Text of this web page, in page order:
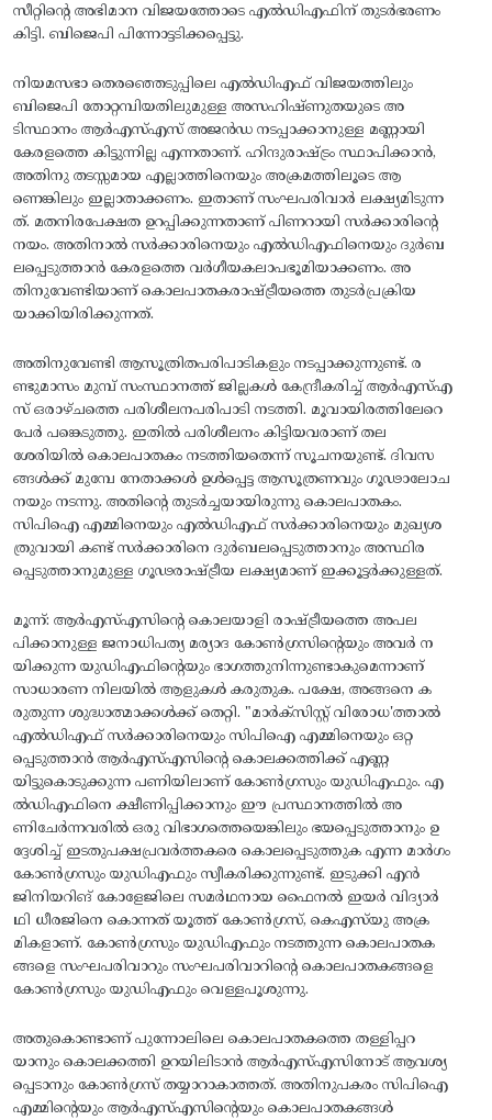
സീറ്റിന്റെ അഭിമാന വിജയത്തോടെ എൽഡിഎഫിന് തുടർഭരണം
കിട്ടി. ബിജെപി പിന്നോട്ടടിക്കപ്പെട്ടു.
നിയമസഭാ തെരഞ്ഞെടുപ്പിലെ എൽഡിഎഫ് വിജയത്തിലും
ബിജെപി തോറ്റമ്പിയതിലുമുള്ള അസഹിഷ്‌ണുതയുടെ അ
ടിസ്ഥാനം ആർഎസ്എസ് അജൻഡ നടപ്പാക്കാനുള്ള മണ്ണായി
കേരളത്തെ കിട്ടുന്നില്ല എന്നതാണ്. ഹിന്ദുരാഷ്ട്രം സ്ഥാപിക്കാൻ,
അതിനു തടസ്സമായ എല്ലാത്തിനെയും അക്രമത്തിലൂടെ ആ
ണെങ്കിലും ഇല്ലാതാക്കണം. ഇതാണ് സംഘപരിവാർ ലക്ഷ്യമിടുന്ന
ത്. മതനിരപേക്ഷത ഉറപ്പിക്കുന്നതാണ് പിണറായി സർക്കാരിന്റെ
നയം. അതിനാൽ സർക്കാരിനെയും എൽഡിഎഫിനെയും ദുർബ
ലപ്പെടുത്താൻ കേരളത്തെ വർഗീയകലാപഭൂമിയാക്കണം. അ
തിനുവേണ്ടിയാണ് കൊലപാതകരാഷ്‌ട്രീയത്തെ തുടർപ്രക്രിയ
യാക്കിയിരിക്കുന്നത്.
അതിനുവേണ്ടി ആസൂത്രിതപരിപാടികളും നടപ്പാക്കുന്നുണ്ട്. ര
ണ്ടുമാസം മുമ്പ് സംസ്ഥാനത്ത് ജില്ലകൾ കേന്ദ്രീകരിച്ച് ആർഎസ്എ
സ് ഒരാഴ്‌ചത്തെ പരിശീലനപരിപാടി നടത്തി. മൂവായിരത്തിലേറെ
പേർ പങ്കെടുത്തു. ഇതിൽ പരിശീലനം കിട്ടിയവരാണ്‌ തല
ശേരിയിൽ കൊലപാതകം നടത്തിയതെന്ന് സൂചനയുണ്ട്. ദിവസ
ങ്ങൾക്ക് മുമ്പേ നേതാക്കൾ ഉൾപ്പെട്ട ആസൂത്രണവും ഗൂഢാലോച
നയും നടന്നു. അതിന്റെ തുടർച്ചയായിരുന്നു കൊലപാതകം.
സിപിഐ എമ്മിനെയും എൽഡിഎഫ് സർക്കാരിനെയും മുഖ്യശ
ത്രുവായി കണ്ട് സർക്കാരിനെ ദുർബലപ്പെടുത്താനും അസ്ഥിര
പ്പെടുത്താനുമുള്ള ഗൂഢരാഷ്‌ട്രീയ ലക്ഷ്യമാണ് ഇക്കൂട്ടർക്കുള്ളത്.
മൂന്ന്: ആർഎസ്എസിന്റെ കൊലയാളി രാഷ്‌ട്രീയത്തെ അപല
പിക്കാനുള്ള ജനാധിപത്യ മര്യാദ കോൺഗ്രസിന്റെയും അവർ ന
യിക്കുന്ന യുഡിഎഫിന്റെയും ഭാഗത്തുനിന്നുണ്ടാകുമെന്നാണ്
സാധാരണ നിലയിൽ ആളുകൾ കരുതുക. പക്ഷേ, അങ്ങനെ ക
രുതുന്ന ശുദ്ധാത്മാക്കൾക്ക് തെറ്റി. "മാർക്സിസ്റ്റ് വിരോധ'ത്താൽ
എൽഡിഎഫ് സർക്കാരിനെയും സിപിഐ എമ്മിനെയും ഒറ്റ
പ്പെടുത്താൻ ആർഎസ്എസിന്റെ കൊലക്കത്തിക്ക് എണ്ണ
യിട്ടുകൊടുക്കുന്ന പണിയിലാണ് കോൺഗ്രസും യുഡിഎഫും. എ
ൽഡിഎഫിനെ ക്ഷീണിപ്പിക്കാനും ഈ പ്രസ്ഥാനത്തിൽ അ
ണിചേർന്നവരിൽ ഒരു വിഭാഗത്തെയെങ്കിലും ഭയപ്പെടുത്താനും ഉ
ദ്ദേശിച്ച് ഇടതുപക്ഷപ്രവർത്തകരെ കൊലപ്പെടുത്തുക എന്ന മാർഗം
കോൺഗ്രസും യുഡിഎഫും സ്വീകരിക്കുന്നുണ്ട്. ഇടുക്കി എൻ
ജിനിയറിങ്‌ കോളേജിലെ സമർഥനായ ഫൈനൽ ഇയർ വിദ്യാർ
ഥി ധീരജിനെ കൊന്നത് യൂത്ത് കോൺഗ്രസ്, കെഎസ്‌യു അക്ര
മികളാണ്. കോൺഗ്രസും യുഡിഎഫും നടത്തുന്ന കൊലപാതക
ങ്ങളെ സംഘപരിവാറും സംഘപരിവാറിന്റെ കൊലപാതകങ്ങളെ
കോൺഗ്രസും യുഡിഎഫും വെള്ളപൂശുന്നു.
അതുകൊണ്ടാണ് പുന്നോലിലെ കൊലപാതകത്തെ തള്ളിപ്പറ
യാനും കൊലക്കത്തി ഉറയിലിടാൻ ആർഎസ്എസിനോട് ആവശ്യ
പ്പെടാനും കോൺഗ്രസ് തയ്യാറാകാത്തത്. അതിനുപകരം സിപിഐ
എമ്മിന്റെയും ആർഎസ്എസിന്റെയും കൊലപാതകങ്ങൾ